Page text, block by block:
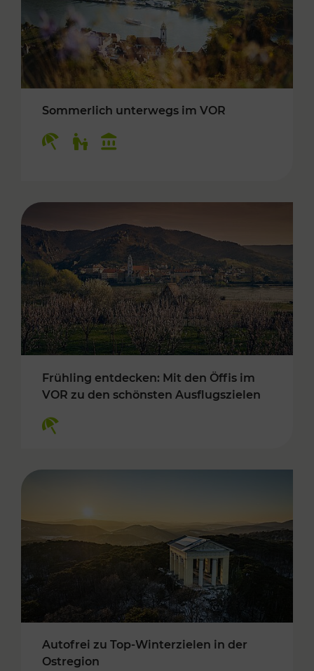
Sommerlich unterwegs im VOR
Frühling entdecken: Mit den Öffis im
VOR zu den schönsten Ausflugszielen
Autofrei zu Top-Winterzielen in der
Ostregion